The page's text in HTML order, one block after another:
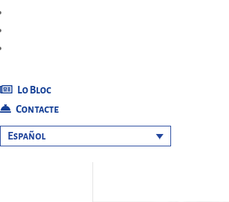
Lo Bloc
Contacte
Español